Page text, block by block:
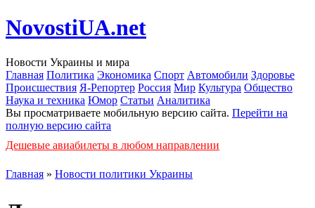
NovostiUA.net
Новости Украины и мира
Главная Политика Экономика Спорт Автомобили Здоровье
Происшествия Я-Репортер Россия Мир Культура Общество
Наука и техника Юмор Статьи Аналитика
Вы просматриваете мобильную версию сайта. Перейти на
полную версию сайта
Дешевые авиабилеты в любом направлении
Главная » Новости политики Украины